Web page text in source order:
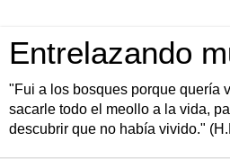
Entrelazando
"Fui a los bosques porque quería
sacarle todo el meollo a la vida,
descubrir que no había vivido."